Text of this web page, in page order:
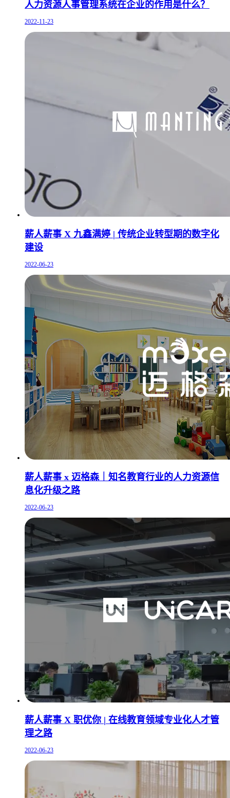
人力资源人事管理系统在企业的作用是什么？
2022-11-23
薪人薪事 X 九鑫满婷 | 传统企业转型期的数字化
建设
2022-06-23
薪人薪事 x 迈格森｜知名教育行业的人力资源信
息化升级之路
2022-06-23
薪人薪事 X 职优你 | 在线教育领域专业化人才管
理之路
2022-06-23